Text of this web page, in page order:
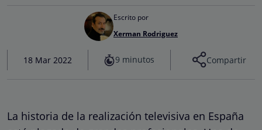
Escrito por
Xerman Rodriguez
18 Mar 2022 9 minutos Compartir
La historia de la realización televisiva en España